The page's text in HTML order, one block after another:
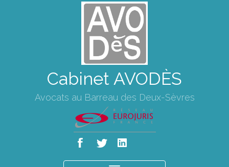
Cabinet AVODÈS
Avocats au Barreau des Deux-Sèvres